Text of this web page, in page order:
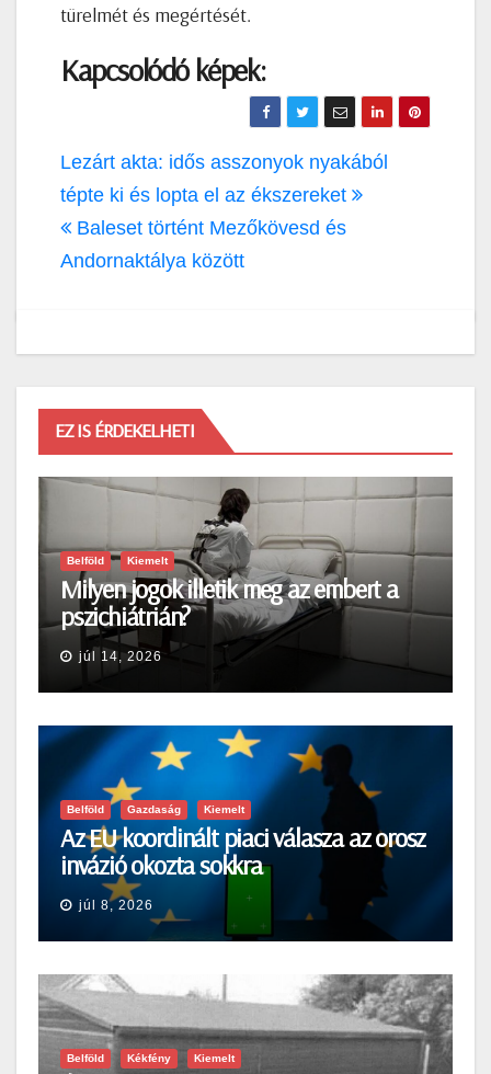
türelmét és megértését.
Kapcsolódó képek:
Bejegyzés
navigáció
Lezárt akta: idős asszonyok nyakából
tépte ki és lopta el az ékszereket
Baleset történt Mezőkövesd és
Andornaktálya között
EZ IS ÉRDEKELHETI
Belföld Kiemelt
Milyen jogok illetik meg az embert a
pszichiátrián?
júl 14, 2026
Belföld Gazdaság Kiemelt
Az EU koordinált piaci válasza az orosz
invázió okozta sokkra
júl 8, 2026
Belföld Kékfény Kiemelt